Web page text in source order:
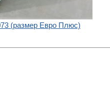
(размер Евро Плюс)